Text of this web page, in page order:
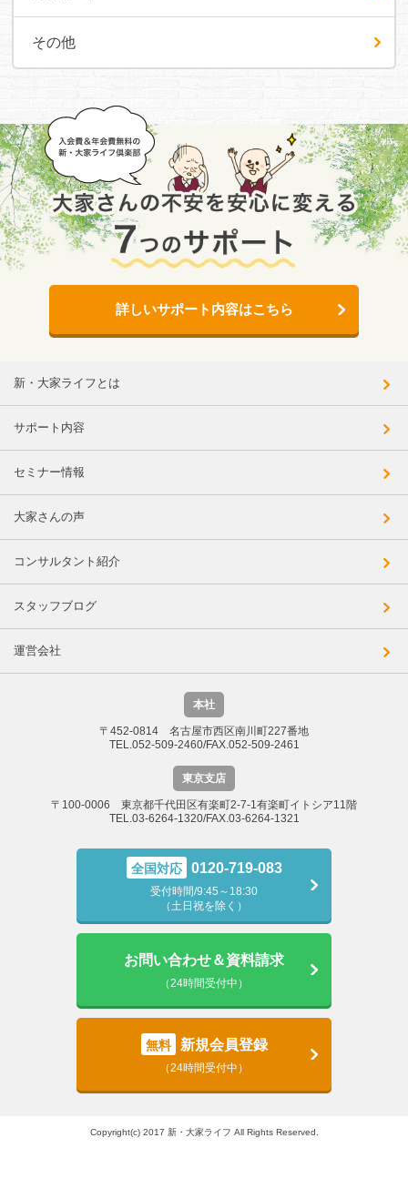
その他
詳しいサポート内容はこちら
新・大家ライフとは
サポート内容
セミナー情報
大家さんの声
コンサルタント紹介
スタッフブログ
運営会社
本社
〒452-0814 名古屋市西区南川町227番地
TEL.052-509-2460/FAX.052-509-2461
東京支店
〒100-0006 東京都千代田区有楽町2-7-1有楽町イトシア11階
TEL.03-6264-1320/FAX.03-6264-1321
全国対応 0120-719-083
受付時間/9:45～18:30
（土日祝を除く）
お問い合わせ＆資料請求
（24時間受付中）
無料 新規会員登録
（24時間受付中）
Copyright(c) 2017 新・大家ライフ All Rights Reserved.